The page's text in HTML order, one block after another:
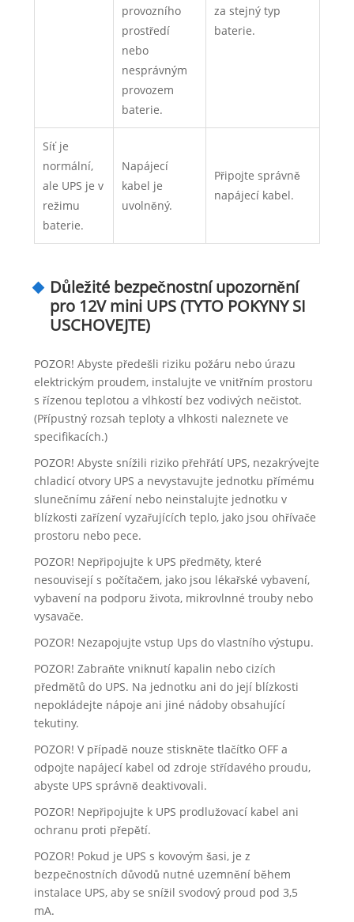
provozního
prostředí
nebo
nesprávným
provozem
baterie.
za stejný typ
baterie.
Síť je
normální,
ale UPS je v
režimu
baterie.
Napájecí
kabel je
uvolněný.
Připojte správně
napájecí kabel.
Důležité bezpečnostní upozornění
pro 12V mini UPS (TYTO POKYNY SI
USCHOVEJTE)
POZOR! Abyste předešli riziku požáru nebo úrazu
elektrickým proudem, instalujte ve vnitřním prostoru
s řízenou teplotou a vlhkostí bez vodivých nečistot.
(Přípustný rozsah teploty a vlhkosti naleznete ve
specifikacích.)
POZOR! Abyste snížili riziko přehřátí UPS, nezakrývejte
chladicí otvory UPS a nevystavujte jednotku přímému
slunečnímu záření nebo neinstalujte jednotku v
blízkosti zařízení vyzařujících teplo, jako jsou ohřívače
prostoru nebo pece.
POZOR! Nepřipojujte k UPS předměty, které
nesouvisejí s počítačem, jako jsou lékařské vybavení,
vybavení na podporu života, mikrovlnné trouby nebo
vysavače.
POZOR! Nezapojujte vstup Ups do vlastního výstupu.
POZOR! Zabraňte vniknutí kapalin nebo cizích
předmětů do UPS. Na jednotku ani do její blízkosti
nepokládejte nápoje ani jiné nádoby obsahující
tekutiny.
POZOR! V případě nouze stiskněte tlačítko OFF a
odpojte napájecí kabel od zdroje střídavého proudu,
abyste UPS správně deaktivovali.
POZOR! Nepřipojujte k UPS prodlužovací kabel ani
ochranu proti přepětí.
POZOR! Pokud je UPS s kovovým šasi, je z
bezpečnostních důvodů nutné uzemnění během
instalace UPS, aby se snížil svodový proud pod 3,5
mA.